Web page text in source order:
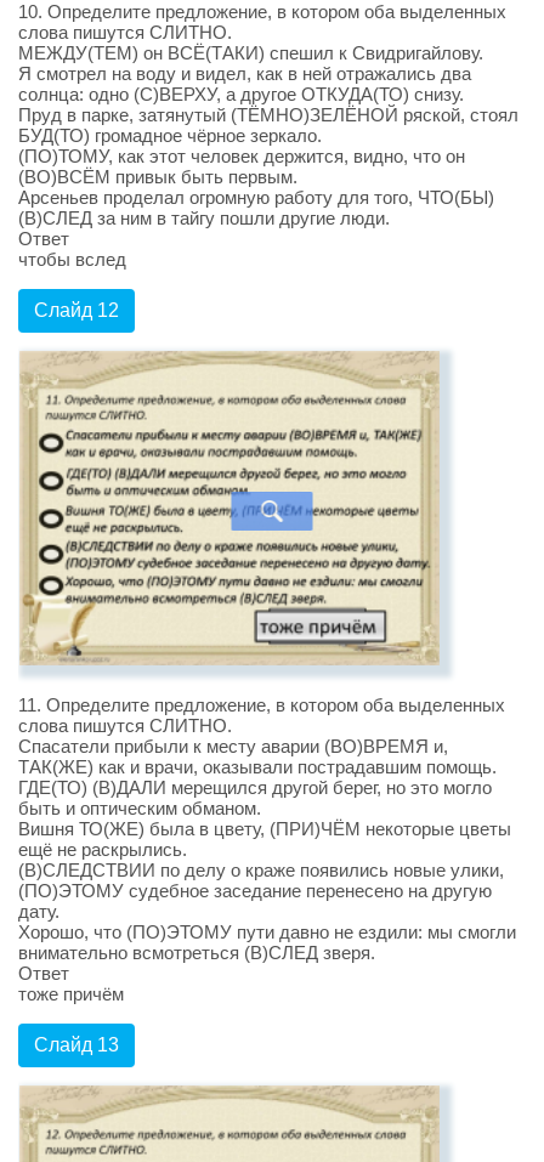
10. Определите предложение, в котором оба выделенных
слова пишутся СЛИТНО.
МЕЖДУ(ТЕМ) он ВСЁ(ТАКИ) спешил к Свидригайлову.
Я смотрел на воду и видел, как в ней отражались два
солнца: одно (С)ВЕРХУ, а другое ОТКУДА(ТО) снизу.
Пруд в парке, затянутый (ТЁМНО)ЗЕЛЁНОЙ ряской, стоял
БУД(ТО) громадное чёрное зеркало.
(ПО)ТОМУ, как этот человек держится, видно, что он
(ВО)ВСЁМ привык быть первым.
Арсеньев проделал огромную работу для того, ЧТО(БЫ)
(В)СЛЕД за ним в тайгу пошли другие люди.
Ответ
чтобы вслед
Слайд 12
11. Определите предложение, в котором оба выделенных
слова пишутся СЛИТНО.
Спасатели прибыли к месту аварии (ВО)ВРЕМЯ и,
ТАК(ЖЕ) как и врачи, оказывали пострадавшим помощь.
ГДЕ(ТО) (В)ДАЛИ мерещился другой берег, но это могло
быть и оптическим обманом.
Вишня ТО(ЖЕ) была в цвету, (ПРИ)ЧЁМ некоторые цветы
ещё не раскрылись.
(В)СЛЕДСТВИИ по делу о краже появились новые улики,
(ПО)ЭТОМУ судебное заседание перенесено на другую
дату.
Хорошо, что (ПО)ЭТОМУ пути давно не ездили: мы смогли
внимательно всмотреться (В)СЛЕД зверя.
Ответ
тоже причём
Слайд 13